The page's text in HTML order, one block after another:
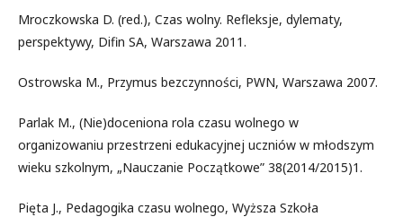
Mroczkowska D. (red.), Czas wolny. Refleksje, dylematy,
perspektywy, Difin SA, Warszawa 2011.
Ostrowska M., Przymus bezczynności, PWN, Warszawa 2007.
Parlak M., (Nie)doceniona rola czasu wolnego w
organizowaniu przestrzeni edukacyjnej uczniów w młodszym
wieku szkolnym, „Nauczanie Początkowe” 38(2014/2015)1.
Pięta J., Pedagogika czasu wolnego, Wyższa Szkoła